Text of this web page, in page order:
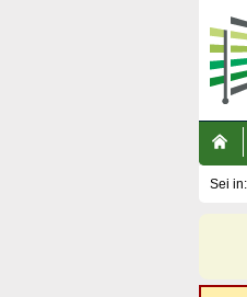
Sei in: